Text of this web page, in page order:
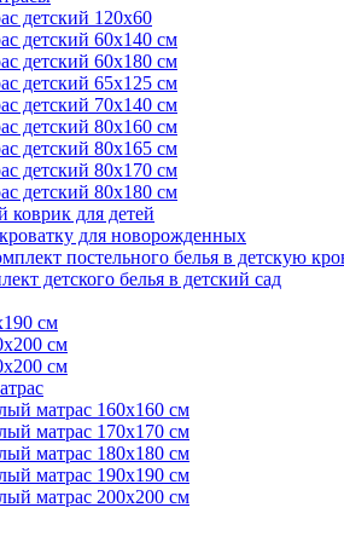
детский 120х60
детский 60х140 см
детский 60х180 см
детский 65х125 см
детский 70х140 см
детский 80х160 см
детский 80х165 см
детский 80х170 см
детский 80х180 см
для детей
для новорожденных
постельного белья в детскую
детского белья в детский сад
см
см
см
матрас 160х160 см
матрас 170х170 см
матрас 180х180 см
матрас 190х190 см
матрас 200х200 см